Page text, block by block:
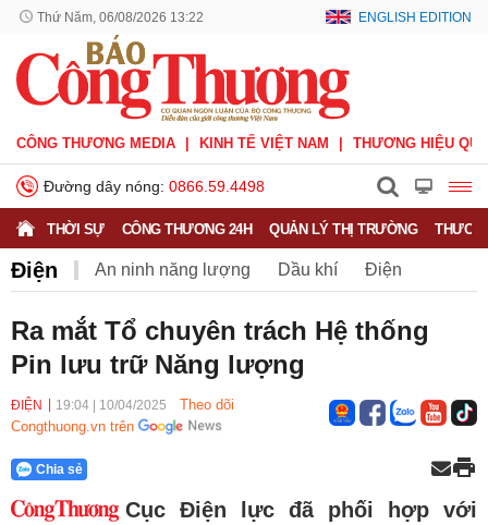
Thứ Năm, 06/08/2026 13:22 ENGLISH EDITION
CÔNG THƯƠNG MEDIA KINH TẾ VIỆT NAM THƯƠNG HIỆU
Đường dây nóng: 0866.59.4498
THỜI SỰ CÔNG THƯƠNG 24H QUẢN LÝ THỊ TRƯỜNG
Điện An ninh năng lượng Dầu khí Điện
Năng lượng tái tạo
Ra mắt Tổ chuyên trách Hệ thống
Pin lưu trữ Năng lượng
ĐIỆN 19:04 10/04/2025
Theo dõi
Congthuong.vn trên
Chia sẻ
Cục Điện lực đã phối hợp với